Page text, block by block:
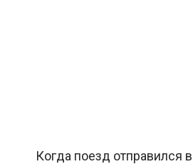
Когда поезд отправился